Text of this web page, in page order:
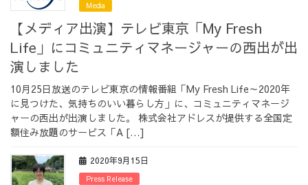
採用情報トップ チームインタビュー01
チームインタビュー02
Media
【メディア出演】テレビ東京「My Fresh
Life」にコミュニティマネージャーの西出が出
演しました
10月25日放送のテレビ東京の情報番組「My Fresh Life～2020年
に見つけた、気持ちのいい暮らし方」に、コミュニティマネージ
ャーの西出が出演しました。 株式会社アドレスが提供する全国定
額住み放題のサービス「A […]
2020年9月15日
Press Release